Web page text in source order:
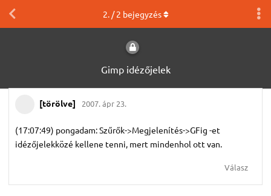
Gimp idézőjelek
2. /2 bejegyzés
[törölve] 2007. ápr 23.
(17:07:49) pongadam: Szűrők->Megjelenítés->GFig -et
idézőjelekközé kellene tenni, mert mindenhol ott van.
Válasz